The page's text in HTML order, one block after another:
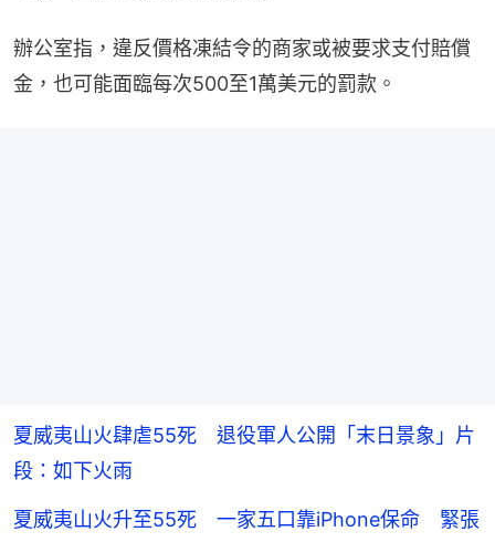
辦公室指，違反價格凍結令的商家或被要求支付賠償
金，也可能面臨每次500至1萬美元的罰款。
夏威夷山火肆虐55死 退役軍人公開「末日景象」片
段：如下火雨
夏威夷山火升至55死 一家五口靠iPhone保命 緊張